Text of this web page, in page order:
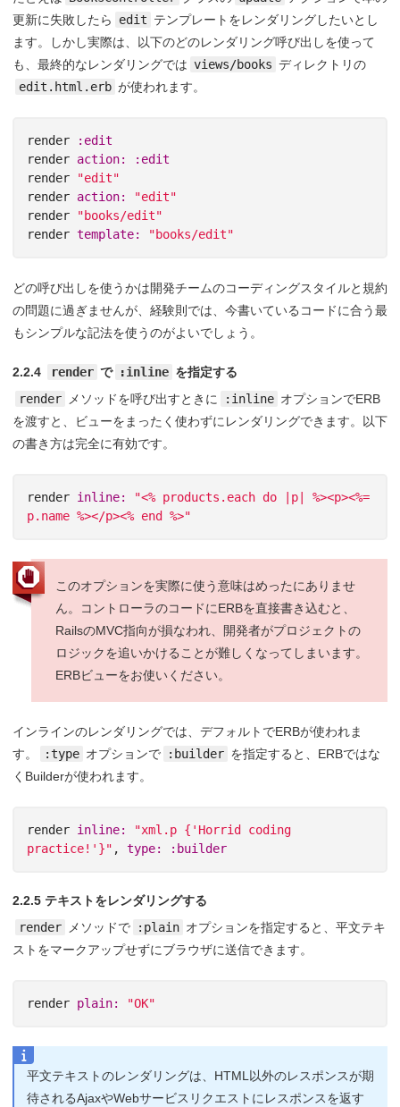
更新に失敗したら
edit テンプレートをレンダリングしたいとし
ます。しかし実際は、以下のどのレンダリング呼び出しを使って
も、最終的なレンダリングでは views/books ディレクトリの
edit.html.erb が使われます。
render
:edit
render action: :edit
render
"edit"
render action:
"edit"
render
"books/edit"
render template: "books/edit"
どの呼び出しを使うかは開発チームのコーディングスタイルと規約
の問題に過ぎませんが、経験則では、今書いているコードに合う最
もシンプルな記法を使うのがよいでしょう。
2.2.4 render で :inline を指定する
render
メソッドを呼び出すときに :inline オプションでERB
を渡すと、ビューをまったく使わずにレンダリングできます。以下
の書き方は完全に有効です。
render inline:
"<% products.each do |p| %><p><%=
p.name %></p><% end %>"
このオプションを実際に使う意味はめったにありませ
ん。コントローラのコードにERBを直接書き込むと、
RailsのMVC指向が損なわれ、開発者がプロジェクトの
ロジックを追いかけることが難しくなってしまいます。
ERBビューをお使いください。
インラインのレンダリングでは、デフォルトでERBが使われま
す。
:type オプションで :builder を指定すると、ERBではな
くBuilderが使われます。
render inline:
"xml.p {'Horrid coding
practice!'}" , type: :builder
2.2.5 テキストをレンダリングする
render
メソッドで :plain オプションを指定すると、平文テキ
ストをマークアップせずにブラウザに送信できます。
render plain: "OK"
平文テキストのレンダリングは、HTML以外のレスポンスが期
待されるAjaxやWebサービスリクエストにレスポンスを返す